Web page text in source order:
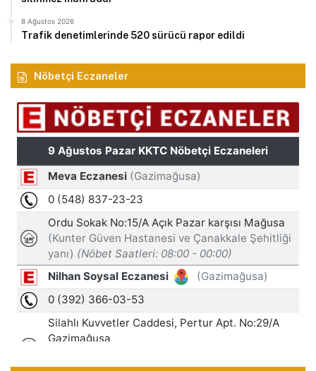
8 Ağustos 2026
Trafik denetimlerinde 520 sürücü rapor edildi
Nöbetçi Eczaneler